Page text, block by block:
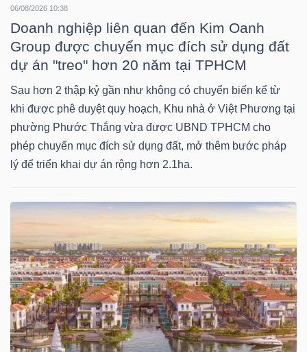
06/08/2026 10:38
Doanh nghiệp liên quan đến Kim Oanh
Group được chuyển mục đích sử dụng đất
dự án "treo" hơn 20 năm tại TPHCM
Sau hơn 2 thập kỷ gần như không có chuyển biến kể từ
khi được phê duyệt quy hoạch, Khu nhà ở Việt Phương tại
phường Phước Thắng vừa được UBND TPHCM cho
phép chuyển mục đích sử dụng đất, mở thêm bước pháp
lý để triển khai dự án rộng hơn 2.1ha.
DƯƠNG
TÀI
CHÍNH
CÁ
NHÂN
TÍCH
VIETSTOCKFINANCE
VĨ
MÔ